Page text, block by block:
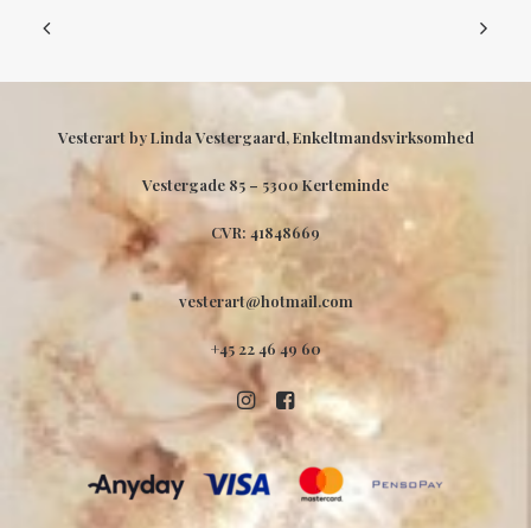
Vesterart by Linda Vestergaard, Enkeltmandsvirksomhed
Vestergade 85 – 5300 Kerteminde
CVR: 41848669
vesterart@hotmail.com
+45 22 46 49 60